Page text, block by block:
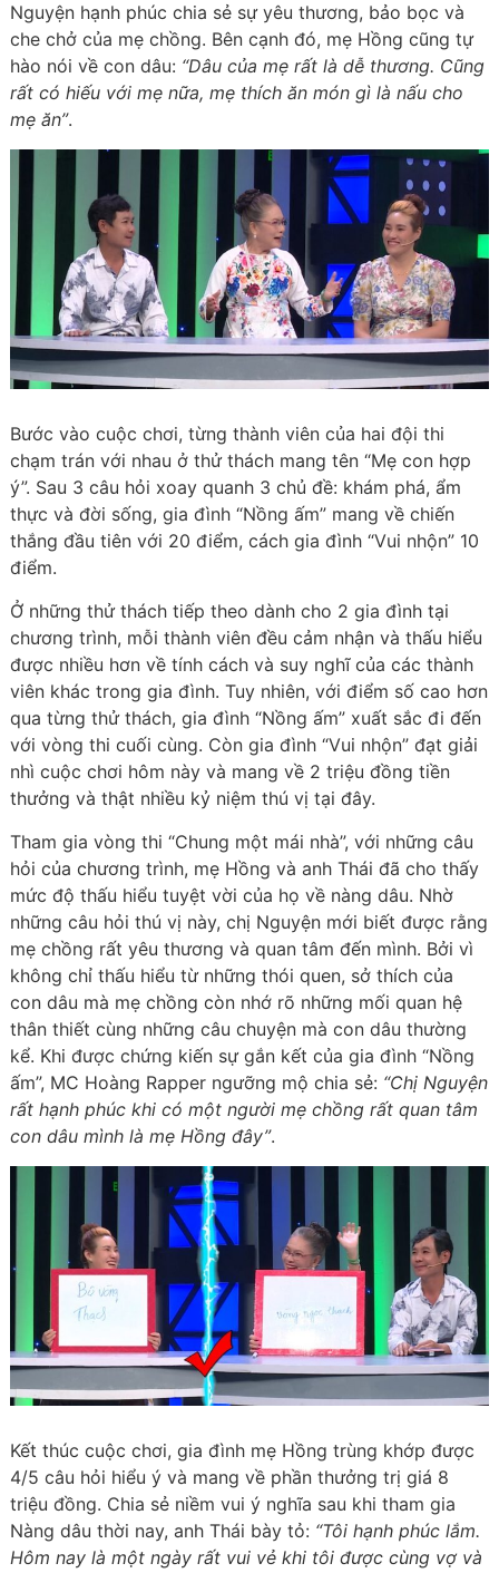
Nguyện hạnh phúc chia sẻ sự yêu thương, bảo bọc và
che chở của mẹ chồng. Bên cạnh đó, mẹ Hồng cũng tự
hào nói về con dâu: “Dâu của mẹ rất là dễ thương. Cũng
rất có hiếu với mẹ nữa, mẹ thích ăn món gì là nấu cho
mẹ ăn”.
Bước vào cuộc chơi, từng thành viên của hai đội thi
chạm trán với nhau ở thử thách mang tên “Mẹ con hợp
ý”. Sau 3 câu hỏi xoay quanh 3 chủ đề: khám phá, ẩm
thực và đời sống, gia đình “Nồng ấm” mang về chiến
thắng đầu tiên với 20 điểm, cách gia đình “Vui nhộn” 10
điểm.
Ở những thử thách tiếp theo dành cho 2 gia đình tại
chương trình, mỗi thành viên đều cảm nhận và thấu hiểu
được nhiều hơn về tính cách và suy nghĩ của các thành
viên khác trong gia đình. Tuy nhiên, với điểm số cao hơn
qua từng thử thách, gia đình “Nồng ấm” xuất sắc đi đến
với vòng thi cuối cùng. Còn gia đình “Vui nhộn” đạt giải
nhì cuộc chơi hôm này và mang về 2 triệu đồng tiền
thưởng và thật nhiều kỷ niệm thú vị tại đây.
Tham gia vòng thi “Chung một mái nhà”, với những câu
hỏi của chương trình, mẹ Hồng và anh Thái đã cho thấy
mức độ thấu hiểu tuyệt vời của họ về nàng dâu. Nhờ
những câu hỏi thú vị này, chị Nguyện mới biết được rằng
mẹ chồng rất yêu thương và quan tâm đến mình. Bởi vì
không chỉ thấu hiểu từ những thói quen, sở thích của
con dâu mà mẹ chồng còn nhớ rõ những mối quan hệ
thân thiết cùng những câu chuyện mà con dâu thường
kể. Khi được chứng kiến sự gắn kết của gia đình “Nồng
ấm”, MC Hoàng Rapper ngưỡng mộ chia sẻ: “Chị Nguyện
rất hạnh phúc khi có một người mẹ chồng rất quan tâm
con dâu mình là mẹ Hồng đây”.
Kết thúc cuộc chơi, gia đình mẹ Hồng trùng khớp được
4/5 câu hỏi hiểu ý và mang về phần thưởng trị giá 8
triệu đồng. Chia sẻ niềm vui ý nghĩa sau khi tham gia
Nàng dâu thời nay, anh Thái bày tỏ: “Tôi hạnh phúc lắm.
Hôm nay là một ngày rất vui vẻ khi tôi được cùng vợ và